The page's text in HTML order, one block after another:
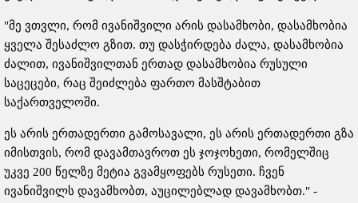
"მე ვთვლი, რომ ივანიშვილი არის დასამხობი, დასამხობია
ყველა შესაძლო გზით. თუ დასჭირდება ძალა, დასამხობია
ძალით, ივანიშვილთან ერთად დასამხობია რუსული
საცეცები, რაც შეიძლება ფართო მასშტაბით
საქართველოში.
ეს არის ერთადერთი გამოსავალი, ეს არის ერთადერთი გზა
იმისთვის, რომ დავამთავროთ ეს ჯოჯოხეთი, რომელშიც
უკვე 200 წელზე მეტია გვამყოფებს რუსეთი. ჩვენ
ივანიშვილს დავამხობთ, აუცილებლად დავამხობთ." -